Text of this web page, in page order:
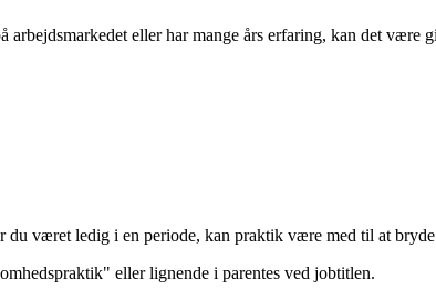
eller har mange års erfaring, kan det være
været ledig i en periode, kan praktik være med til at
eller lignende i parentes ved jobtitlen.